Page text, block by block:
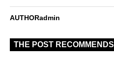
AUTHORadmin
THE POST RECOMMENDS